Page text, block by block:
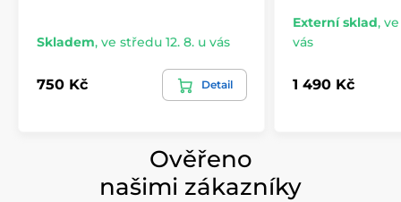
Skladem, ve středu 12. 8. u vás
750 Kč Detail
Externí sklad,
vás
1 490 Kč
Ověřeno
našimi zákazníky